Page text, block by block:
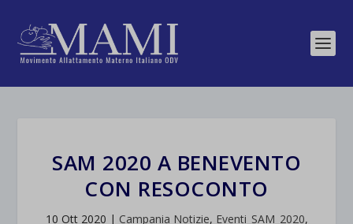
SAM 2020 A BENEVENTO
CON RESOCONTO
10 Ott 2020 | Campania Notizie, Eventi_SAM_2020,